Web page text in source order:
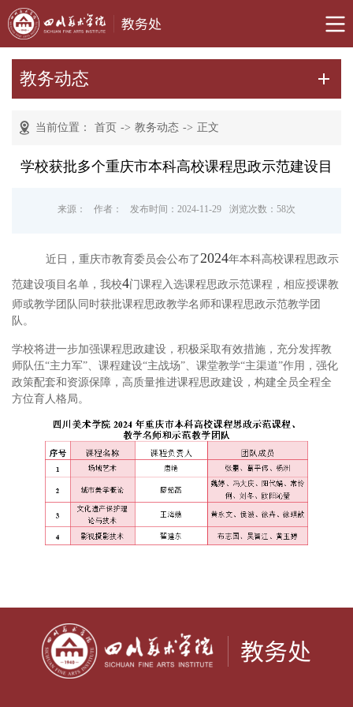
教务动态
当前位置： 首页 -> 教务动态 -> 正文
学校获批多个重庆市本科高校课程思政示范建设目
来源： 作者： 发布时间：2024-11-29 浏览次数： 58次
近日，重庆市教育委员会公布了2024年本科高校课程思政示
范建设项目名单，我校4门课程入选课程思政示范课程，相应授课教
师或教学团队同时获批课程思政教学名师和课程思政示范教学团
队。
学校将进一步加强课程思政建设，积极采取有效措施，充分发挥教
师队伍“主力军”、课程建设“主战场”、课堂教学“主渠道”作用，强化
政策配套和资源保障，高质量推进课程思政建设，构建全员全程全
方位育人格局。